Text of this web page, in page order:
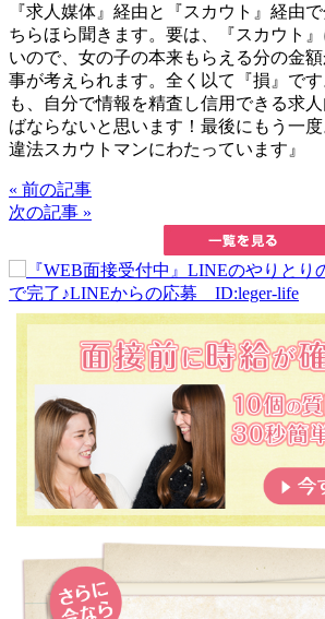
『求人媒体』経由と『スカウト』経由
ちらほら聞きます。要は、『スカウト
いので、女の子の本来もらえる分の金
事が考えられます。全く以て『損』で
も、自分で情報を精査し信用できる求
ばならないと思います！最後にもう一
違法スカウトマンにわたっています』
« 前の記事
次の記事 »